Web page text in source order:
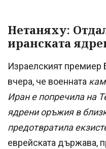
Нетаняху:
иранската
Израелският премиер
вчера, че военната
Иран е попречила на
ядрени оръжия в
предотвратила
еврейската държава,